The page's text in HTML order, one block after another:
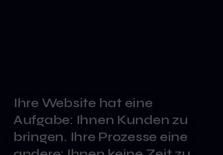
Ihre Website hat eine
Aufgabe: Ihnen Kunden zu
bringen. Ihre Prozesse eine